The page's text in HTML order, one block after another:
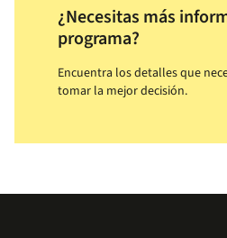
¿Necesitas más
programa?
Encuentra los detalles que
tomar la mejor decisión.